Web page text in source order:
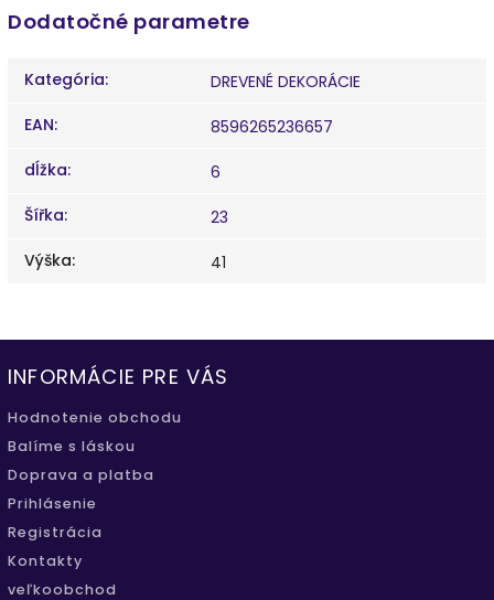
Dodatočné parametre
Kategória:
DREVENÉ DEKORÁCIE
EAN:
8596265236657
dĺžka:
6
Šířka:
23
Výška: 41
INFORMÁCIE PRE VÁS
Hodnotenie obchodu
Balíme s láskou
Doprava a platba
Prihlásenie
Registrácia
Kontakty
veľkoobchod